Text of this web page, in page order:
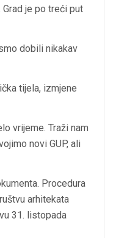
je po treći put
dobili nikakav
tijela, izmjene
vrijeme. Traži nam
novi GUP, ali
Procedura
arhitekata
31. listopada